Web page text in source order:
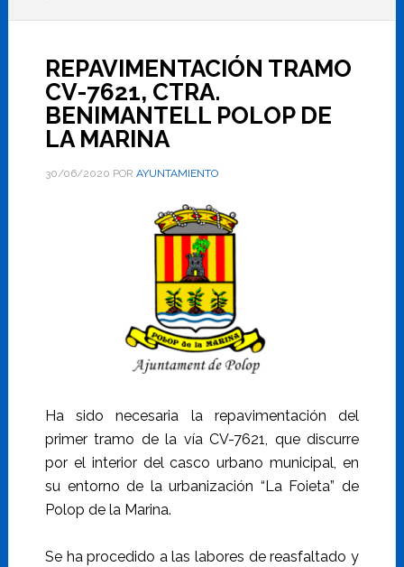
REPAVIMENTACIÓN TRAMO
CV-7621, CTRA.
BENIMANTELL POLOP DE
LA MARINA
30/06/2020 POR AYUNTAMIENTO
Ha sido necesaria la repavimentación del
primer tramo de la vía CV-7621, que discurre
por el interior del casco urbano municipal, en
su entorno de la urbanización “La Foieta” de
Polop de la Marina.
Se ha procedido a las labores de reasfaltado y